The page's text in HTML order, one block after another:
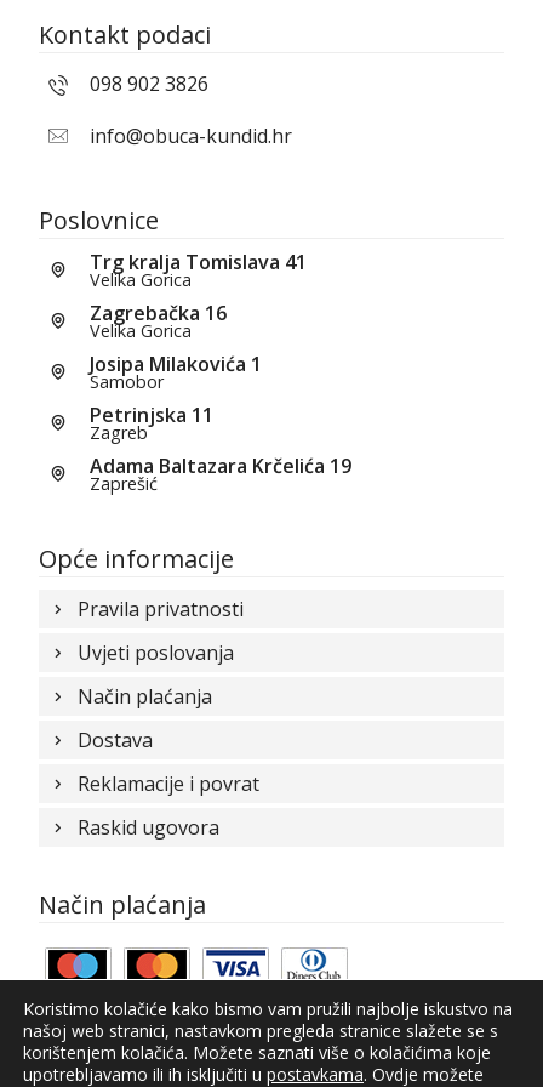
Kontakt podaci
098 902 3826
info@obuca-kundid.hr
Poslovnice
Trg kralja Tomislava 41
Velika Gorica
Zagrebačka 16
Velika Gorica
Josipa Milakovića 1
Samobor
Petrinjska 11
Zagreb
Adama Baltazara Krčelića 19
Zaprešić
Opće informacije
Pravila privatnosti
Uvjeti poslovanja
Način plaćanja
Dostava
Reklamacije i povrat
Raskid ugovora
Način plaćanja
Koristimo kolačiće kako bismo vam pružili najbolje iskustvo na
našoj web stranici, nastavkom pregleda stranice slažete se s
korištenjem kolačića. Možete saznati više o kolačićima koje
upotrebljavamo ili ih isključiti u postavkama. Ovdje možete